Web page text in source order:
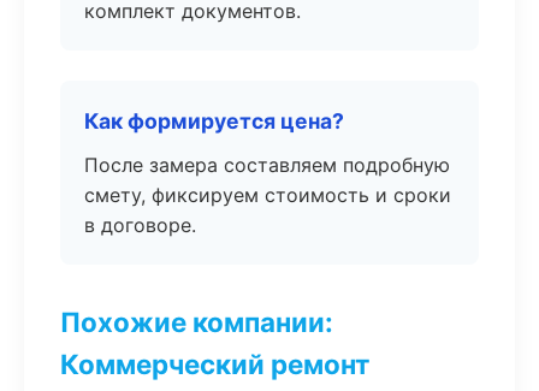
комплект документов.
Как формируется цена?
После замера составляем подробную
смету, фиксируем стоимость и сроки
в договоре.
Похожие компании:
Коммерческий ремонт